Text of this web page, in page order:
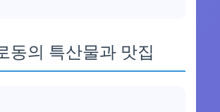
동의 특산물과 맛집